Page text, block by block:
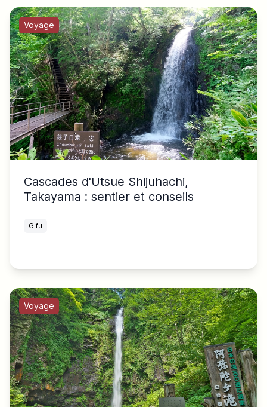
Voyage
Cascades d'Utsue Shijuhachi,
Takayama : sentier et conseils
Gifu
Voyage